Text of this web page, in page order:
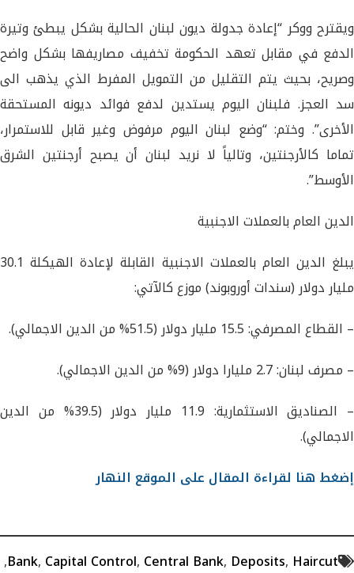
ويقترح ووكر “إعادة جدولة ديون لبنان الحالية بشكل يبطئ وتيرة
الدفع في مقابل تعهد الحكومة تخفيف مصاريفها بشكل واضح
وصريح، بحيث يتم التقليل من التمويل المفرط الذي يذهب الى
سد العجز. فلبنان اليوم يستدين لدفع فوائد ديونه المستحقة
الأخرى”. وختم: “وضع لبنان اليوم مرفوض وغير قابل للاستمرار،
تماما كالأرجنتين، وتالياً لا نريد لبنان أن يصبح أرجنتين الشرق
الأوسط”.
الدين العام بالعملات الاجنبية
يبلغ الدين العام بالعملات الاجنبية القابلة لإعادة الهيكلة 30.1
مليار دولار (سندات أوروبوند) موزع كالآتي:
– القطاع المصرفي: 15.5 مليار دولار (51.5% من الدين الاجمالي).
– مصرف لبنان: 2.7 مليارا دولار (9% من الدين الاجمالي).
– الصناديق الاستثمارية: 11.9 مليار دولار (39.5% من الدين
الاجمالي).
إضغط هنا لقراءة المقال على الموقع النهار
Bank, Capital Control, Central Bank, Deposits, Haircut
,